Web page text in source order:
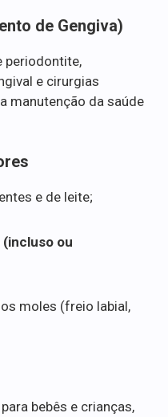
de Gengiva)
periodontite,
e cirurgias
manutenção da saúde
e de leite;
ou
moles (freio labial,
bebês e crianças,